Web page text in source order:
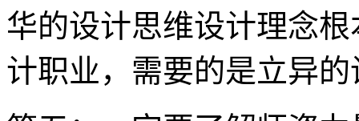
华的设计思维设计理念
计职业，需要的是立异